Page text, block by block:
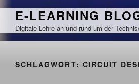
Zum
springen
E-LEARNING
Digitale Lehre an und rund um der
SCHLAGWORT: CIRCUIT